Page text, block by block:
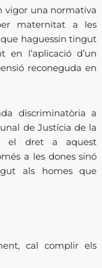
vigor una normativa
maternitat a les
haguessin tingut
en l’aplicació d’un
reconeguda en
discriminatòria a
de Justícia de la
el dret a aquest
a les dones sinó
als homes que
cal complir els